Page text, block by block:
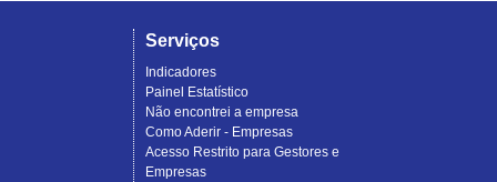
Serviços
Indicadores
Painel Estatístico
Não encontrei a empresa
Como Aderir - Empresas
Acesso Restrito para Gestores e
Empresas